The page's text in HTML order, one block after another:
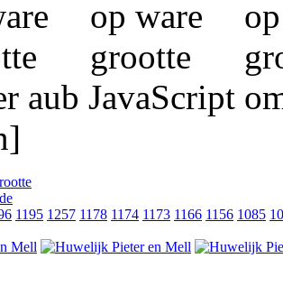
aub JavaScript
1195 1257 1178 1174 1173 1166 1156 1085